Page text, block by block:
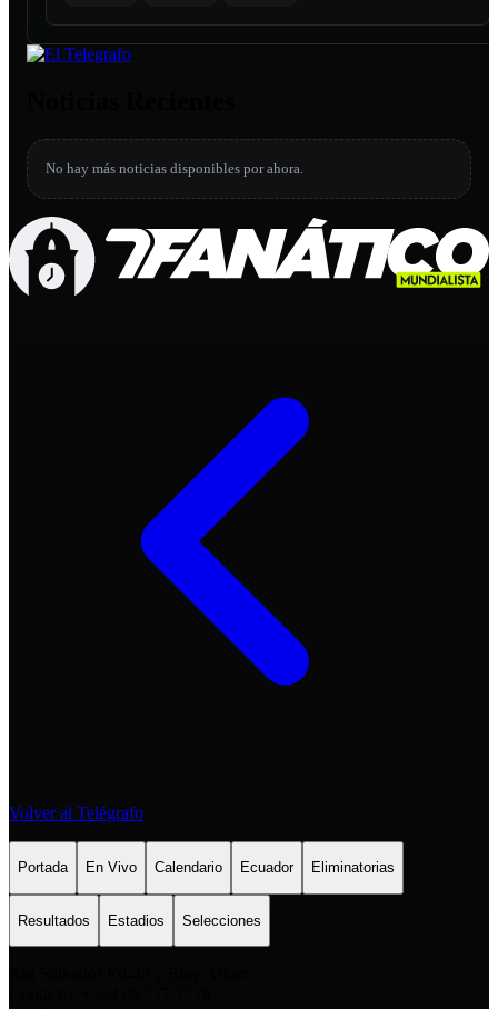
No hay más noticias disponibles por ahora.
Volver al Telégrafo
Portada En Vivo Calendario Ecuador Eliminatorias
Resultados Estadios Selecciones